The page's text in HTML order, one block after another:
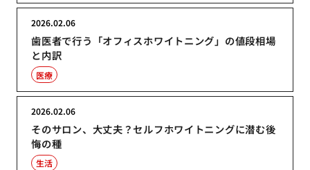
歯医者で行う「オフィスホワイトニング」の値段相場
と内訳
2026.02.06
医療
そのサロン、大丈夫？セルフホワイトニングに潜む後
悔の種
2026.02.06
生活